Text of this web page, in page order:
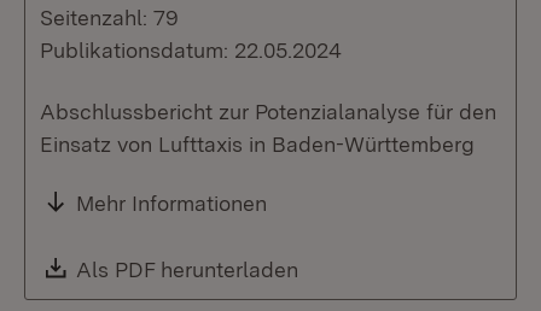
Seitenzahl: 79
Publikationsdatum: 22.05.2024
Abschlussbericht zur Potenzialanalyse für den
Einsatz von Lufttaxis in Baden-Württemberg
Mehr Informationen
Download:
Als PDF herunterladen